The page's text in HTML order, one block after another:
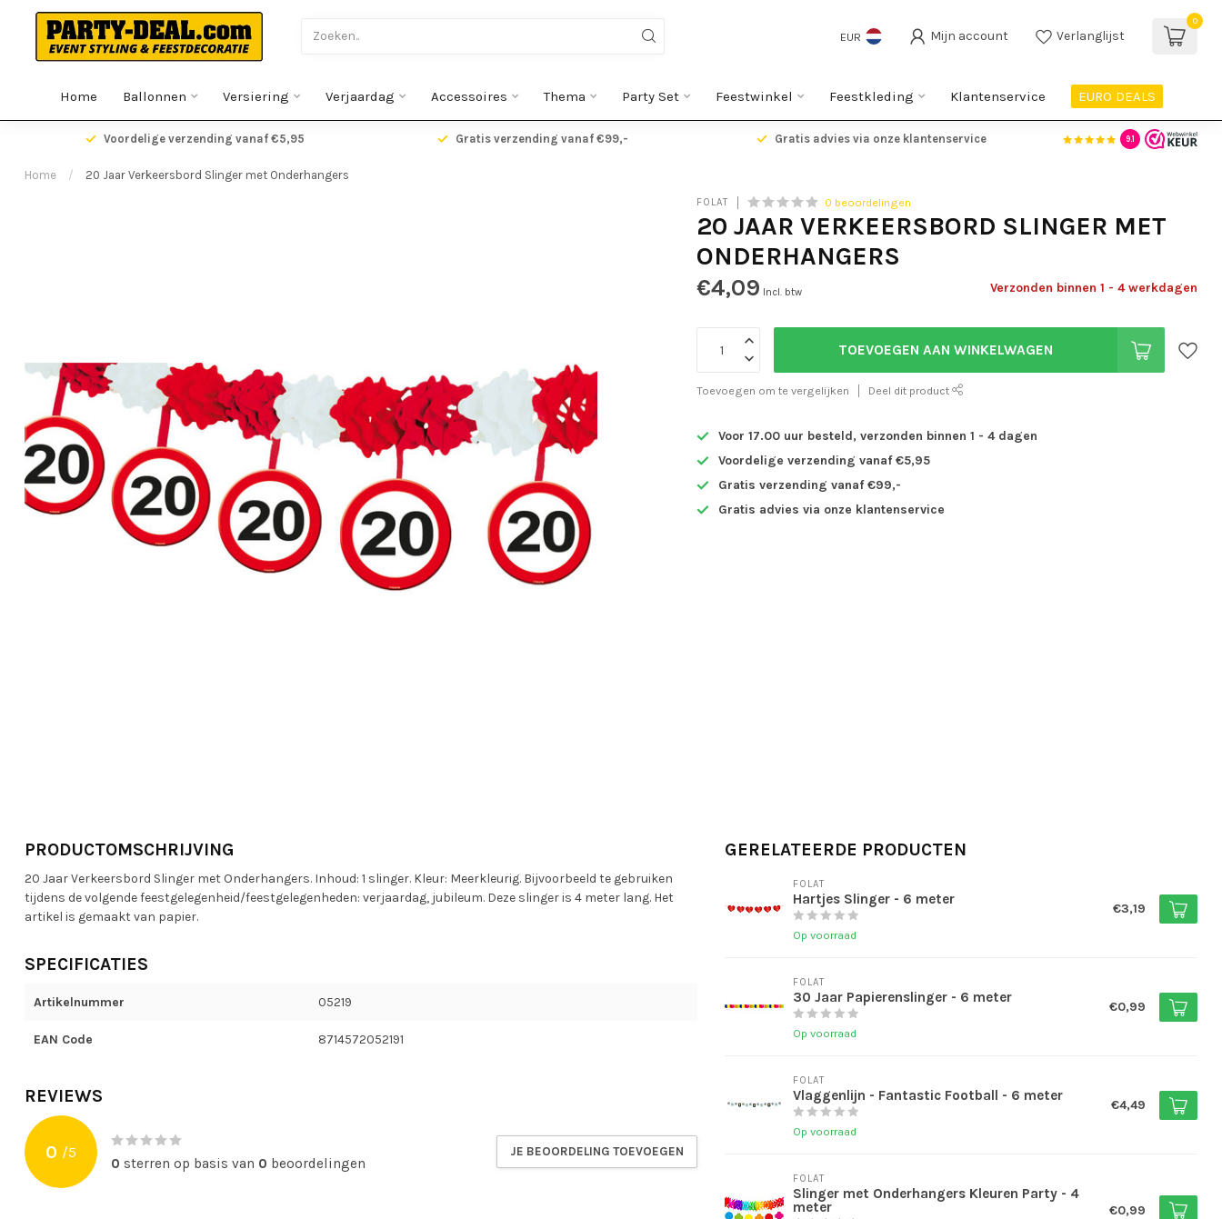
EUR Mijn account Verlanglijst
0
Home Ballonnen Versiering Verjaardag Accessoires Thema Party Set Feestwinkel Feestkleding Klantenservice EURO DEALS
Voordelige verzending vanaf €5,95 Gratis verzending vanaf €99,- Gratis advies via onze klantenservice 9.1
Home / 20 Jaar Verkeersbord Slinger met Onderhangers
FOLAT 0 beoordelingen
20 JAAR VERKEERSBORD SLINGER MET
ONDERHANGERS
€4,09 Incl. btw Verzonden binnen 1 - 4 werkdagen
TOEVOEGEN AAN WINKELWAGEN
Toevoegen om te vergelijken Deel dit product
Voor 17.00 uur besteld, verzonden binnen 1 - 4 dagen
Voordelige verzending vanaf €5,95
Gratis verzending vanaf €99,-
Gratis advies via onze klantenservice
PRODUCTOMSCHRIJVING
20 Jaar Verkeersbord Slinger met Onderhangers. Inhoud: 1 slinger. Kleur: Meerkleurig. Bijvoorbeeld te gebruiken
tijdens de volgende feestgelegenheid/feestgelegenheden: verjaardag, jubileum. Deze slinger is 4 meter lang. Het
artikel is gemaakt van papier.
SPECIFICATIES
Artikelnummer 05219
EAN Code 8714572052191
REVIEWS
0 /5
0 sterren op basis van 0 beoordelingen
JE BEOORDELING TOEVOEGEN
GERELATEERDE PRODUCTEN
FOLAT
Hartjes Slinger - 6 meter
Op voorraad
€3,19
FOLAT
30 Jaar Papierenslinger - 6 meter
Op voorraad
€0,99
FOLAT
Vlaggenlijn - Fantastic Football - 6 meter
Op voorraad
€4,49
FOLAT
Slinger met Onderhangers Kleuren Party - 4
meter
€0,99